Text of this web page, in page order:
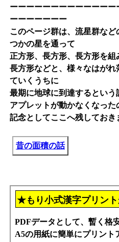
ーーーーーーーーーーーー
ーーーーーーー
このページ群は、流星群など
つかの星を通って
正方形、長方形、長方形を
長方形などと、様々なはが
ていくうちに
最期に地球に到達するという
アプレットが動かなくなった
記念としてここへ残しておき
昔の面積の話